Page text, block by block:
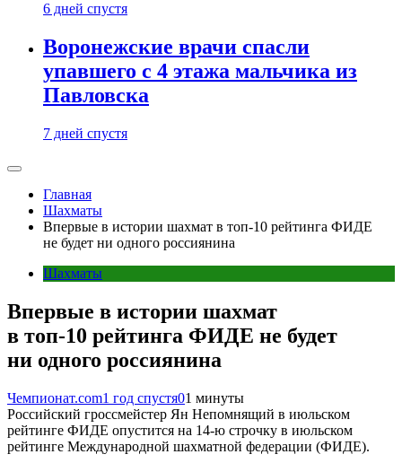
6 дней спустя
Воронежские врачи спасли
упавшего с 4 этажа мальчика из
Павловска
7 дней спустя
Главная
Шахматы
Впервые в истории шахмат в топ-10 рейтинга ФИДЕ
не будет ни одного россиянина
Шахматы
Впервые в истории шахмат
в топ-10 рейтинга ФИДЕ не будет
ни одного россиянина
Чемпионат.com1 год спустя01 минуты
Российский гроссмейстер Ян Непомнящий в июльском
рейтинге ФИДЕ опустится на 14-ю строчку в июльском
рейтинге Международной шахматной федерации (ФИДЕ).